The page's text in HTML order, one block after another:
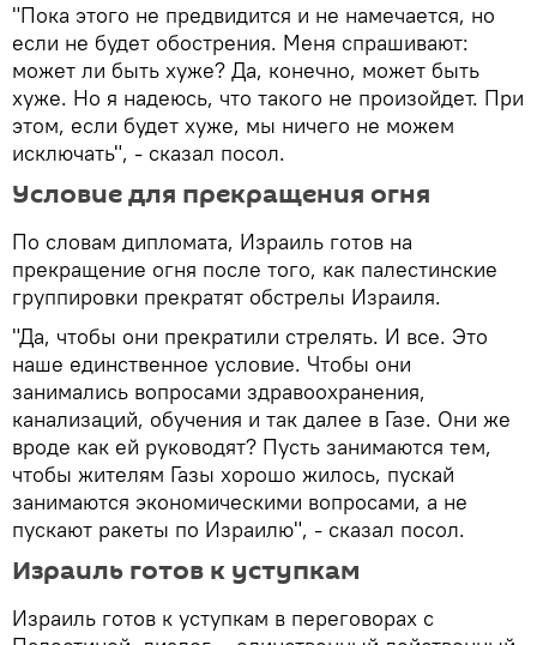
"Пока этого не предвидится и не намечается, но
если не будет обострения. Меня спрашивают:
может ли быть хуже? Да, конечно, может быть
хуже. Но я надеюсь, что такого не произойдет. При
этом, если будет хуже, мы ничего не можем
исключать", - сказал посол.
Условие для прекращения огня
По словам дипломата, Израиль готов на
прекращение огня после того, как палестинские
группировки прекратят обстрелы Израиля.
"Да, чтобы они прекратили стрелять. И все. Это
наше единственное условие. Чтобы они
занимались вопросами здравоохранения,
канализаций, обучения и так далее в Газе. Они же
вроде как ей руководят? Пусть занимаются тем,
чтобы жителям Газы хорошо жилось, пускай
занимаются экономическими вопросами, а не
пускают ракеты по Израилю", - сказал посол.
Израиль готов к уступкам
Израиль готов к уступкам в переговорах с